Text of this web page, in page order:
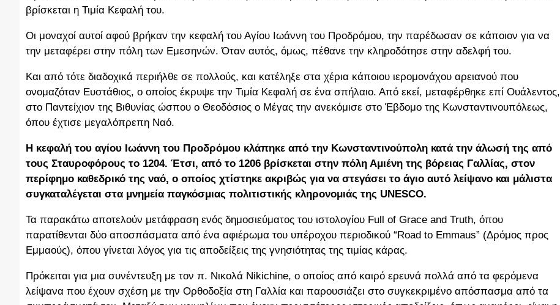
βρίσκεται η Τιμία Κεφαλή του.
Οι μοναχοί αυτοί αφού βρήκαν την κεφαλή του Αγίου Ιωάννη του Προδρόμου, την παρέδωσαν σε κάποιον για να
την μεταφέρει στην πόλη των Εμεσηνών. Όταν αυτός, όμως, πέθανε την κληροδότησε στην αδελφή του.
Και από τότε διαδοχικά περιήλθε σε πολλούς, και κατέληξε στα χέρια κάποιου ιερομονάχου αρειανού που
ονομαζόταν Ευστάθιος, ο οποίος έκρυψε την Τιμία Κεφαλή σε ένα σπήλαιο. Από εκεί, μεταφέρθηκε επί Ουάλεντος,
στο Παντείχιον της Βιθυνίας ώσπου ο Θεοδόσιος ο Μέγας την ανεκόμισε στο Έβδομο της Κωνσταντινουπόλεως,
όπου έχτισε μεγαλόπρεπη Ναό.
Η κεφαλή του αγίου Ιωάννη του Προδρόμου κλάπηκε από την Κωνσταντινούπολη κατά την άλωσή της από
τους Σταυροφόρους το 1204. Έτσι, από το 1206 βρίσκεται στην πόλη Αμιένη της βόρειας Γαλλίας, στον
περίφημο καθεδρικό της ναό, ο οποίος χτίστηκε ακριβώς για να στεγάσει το άγιο αυτό λείψανο και μάλιστα
συγκαταλέγεται στα μνημεία παγκόσμιας πολιτιστικής κληρονομιάς της UNESCO.
Τα παρακάτω αποτελούν μετάφραση ενός δημοσιεύματος του ιστολογίου Full of Grace and Truth, όπου
παρατίθενται δύο αποσπάσματα από ένα αφιέρωμα του υπέροχου περιοδικού “Road to Emmaus” (Δρόμος προς
Εμμαούς), όπου γίνεται λόγος για τις αποδείξεις της γνησιότητας της τιμίας κάρας.
Πρόκειται για μια συνέντευξη με τον π. Νικολά Nikichine, ο οποίος από καιρό ερευνά πολλά από τα φερόμενα
λείψανα που έχουν σχέση με την Ορθοδοξία στη Γαλλία και παρουσιάζει στο συγκεκριμένο απόσπασμα από τα